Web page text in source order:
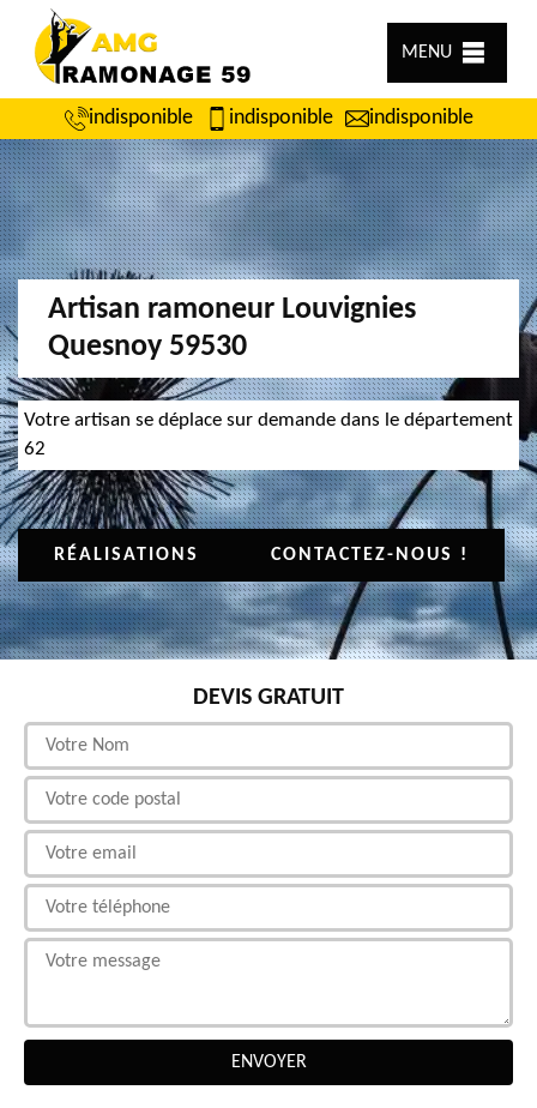
MENU
indisponible indisponible indisponible
Artisan ramoneur Louvignies
Quesnoy 59530
Votre artisan se déplace sur demande dans le département
62
RÉALISATIONS CONTACTEZ-NOUS !
DEVIS GRATUIT